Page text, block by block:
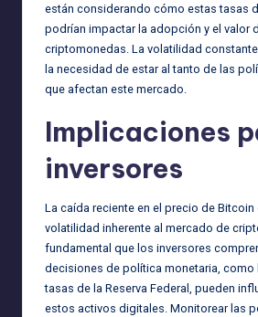
están considerando cómo estas tasas
podrían impactar la adopción y el valor
criptomonedas. La volatilidad
la necesidad de estar al tanto de las
que afectan este mercado.
Implicaciones
inversores
La caída reciente en el precio de Bitcoin
volatilidad inherente al mercado de
fundamental que los inversores
decisiones de política monetaria, como
tasas de la Reserva Federal, pueden
estos activos digitales. Monitorear las